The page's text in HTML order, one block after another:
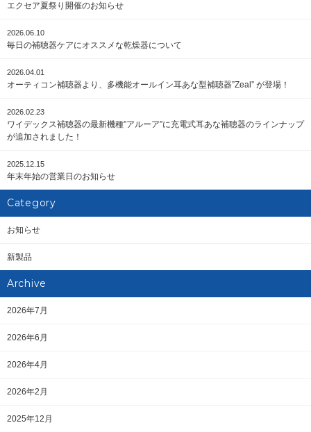
エクセア夏祭り開催のお知らせ
2026.06.10
毎日の補聴器ケアにオススメな乾燥器について
2026.04.01
オーティコン補聴器より、多機能オールイン耳あな型補聴器”Zeal” が登場！
2026.02.23
ワイデックス補聴器の最新機種”アルーア”に充電式耳あな補聴器のラインナップ
が追加されました！
2025.12.15
年末年始の営業日のお知らせ
Category
お知らせ
新製品
Archive
2026年7月
2026年6月
2026年4月
2026年2月
2025年12月